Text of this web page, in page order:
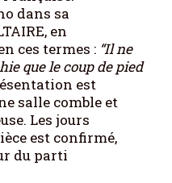
dans sa
en
ces termes : “Il ne
que le coup de pied
est
salle comble et
Les jours
est confirmé,
du parti